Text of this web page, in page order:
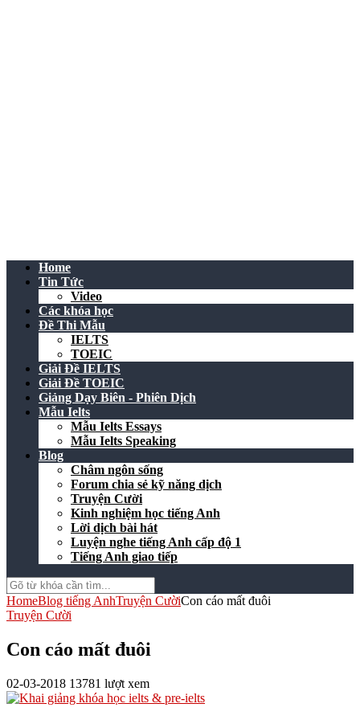
Home
Tin Tức
Video
Các khóa học
Đề Thi Mẫu
IELTS
TOEIC
Giải Đề IELTS
Giải Đề TOEIC
Giảng Dạy Biên - Phiên Dịch
Mẫu Ielts
Mẫu Ielts Essays
Mẫu Ielts Speaking
Blog
Châm ngôn sống
Forum chia sẻ kỹ năng dịch
Truyện Cười
Kinh nghiệm học tiếng Anh
Lời dịch bài hát
Luyện nghe tiếng Anh cấp độ 1
Tiếng Anh giao tiếp
HomeBlog tiếng AnhTruyện CườiCon cáo mất đuôi
Truyện Cười
Con cáo mất đuôi
02-03-2018 13781 lượt xem